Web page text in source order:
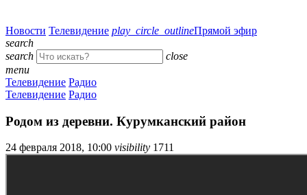
Новости Телевидение play_circle_outlineПрямой эфир
search
search
close
menu
Телевидение Радио
Телевидение Радио
Родом из деревни. Курумканский район
24 февраля 2018, 10:00 visibility 1711